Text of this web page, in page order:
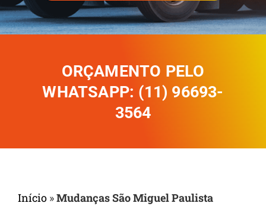
ORÇAMENTO PELO
WHATSAPP: (11) 96693-
3564
Início »Mudanças São Miguel Paulista